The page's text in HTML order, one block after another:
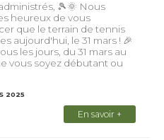
🎾🌞 Nous
heureux de vous
que le terrain de tennis
aujourd'hui, le 31 mars ! 🎉
les jours, du 31 mars au
vous soyez débutant ou
2025
En savoir +